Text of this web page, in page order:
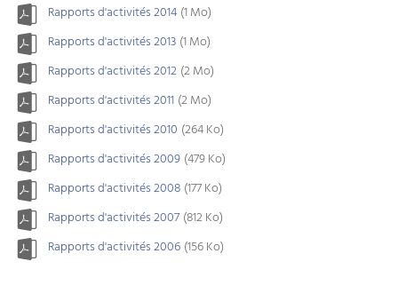
Rapports d'activités 2014 (1 Mo)
Rapports d'activités 2013 (1 Mo)
Rapports d'activités 2012 (2 Mo)
Rapports d'activités 2011 (2 Mo)
Rapports d'activités 2010 (264 Ko)
Rapports d'activités 2009 (479 Ko)
Rapports d'activités 2008 (177 Ko)
Rapports d'activités 2007 (812 Ko)
Rapports d'activités 2006 (156 Ko)